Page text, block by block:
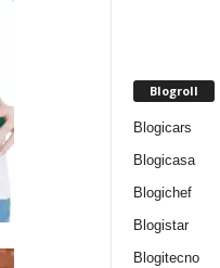
Blogroll
Blogicars
Blogicasa
Blogichef
Blogistar
Blogitecno